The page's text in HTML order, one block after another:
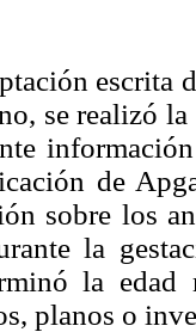
escrita
se realizó
de
sobre los
la
la
planos o